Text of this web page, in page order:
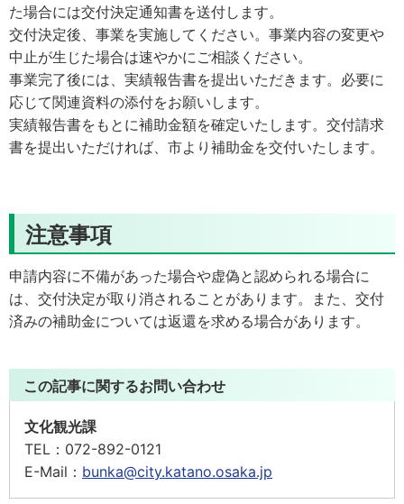
た場合には交付決定通知書を送付します。
交付決定後、事業を実施してください。事業内容の変更や
中止が生じた場合は速やかにご相談ください。
事業完了後には、実績報告書を提出いただきます。必要に
応じて関連資料の添付をお願いします。
実績報告書をもとに補助金額を確定いたします。交付請求
書を提出いただければ、市より補助金を交付いたします。
注意事項
申請内容に不備があった場合や虚偽と認められる場合に
は、交付決定が取り消されることがあります。また、交付
済みの補助金については返還を求める場合があります。
この記事に関するお問い合わせ
文化観光課
TEL： 072-892-0121
E-Mail： bunka@city.katano.osaka.jp